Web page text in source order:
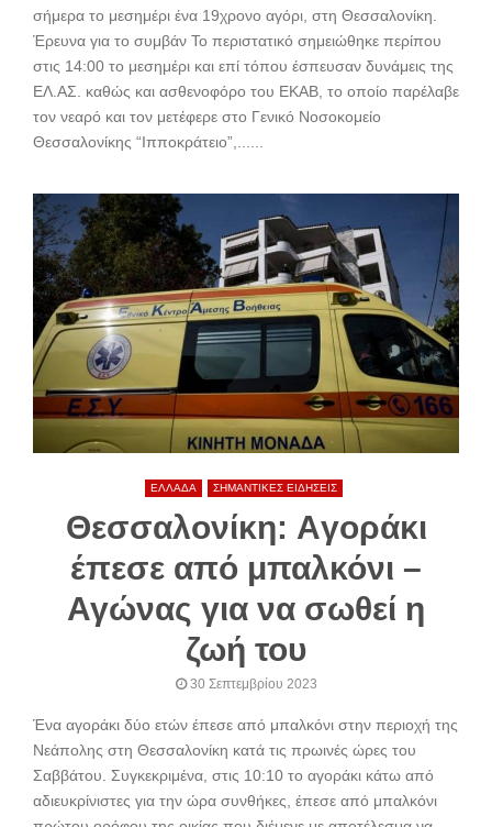
σήμερα το μεσημέρι ένα 19χρονο αγόρι, στη Θεσσαλονίκη.
Έρευνα για το συμβάν Το περιστατικό σημειώθηκε περίπου
στις 14:00 το μεσημέρι και επί τόπου έσπευσαν δυνάμεις της
ΕΛ.ΑΣ. καθώς και ασθενοφόρο του ΕΚΑΒ, το οποίο παρέλαβε
τον νεαρό και τον μετέφερε στο Γενικό Νοσοκομείο
Θεσσαλονίκης “Ιπποκράτειο”,......
ΕΛΛΑΔΑ ΣΗΜΑΝΤΙΚΕΣ ΕΙΔΗΣΕΙΣ
Θεσσαλονίκη: Aγοράκι
έπεσε από μπαλκόνι –
Αγώνας για να σωθεί η
ζωή του
30 Σεπτεμβρίου 2023
Ένα αγοράκι δύο ετών έπεσε από μπαλκόνι στην περιοχή της
Νεάπολης στη Θεσσαλονίκη κατά τις πρωινές ώρες του
Σαββάτου. Συγκεκριμένα, στις 10:10 το αγοράκι κάτω από
αδιευκρίνιστες για την ώρα συνθήκες, έπεσε από μπαλκόνι